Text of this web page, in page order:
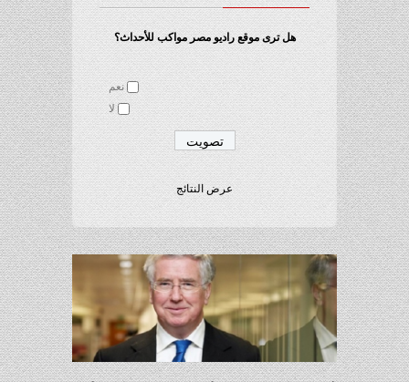
هل ترى موقع راديو مصر مواكب للأحداث؟
نعم
لا
عرض النتائج